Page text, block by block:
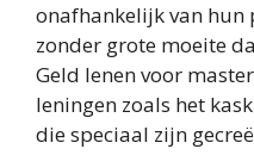
onafhankelijk van hun
zonder grote moeite
Geld lenen voor
leningen zoals het
die speciaal zijn